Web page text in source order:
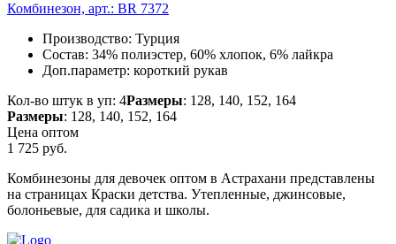
Комбинезон, арт.: BR 7372
Производство: Турция
Состав: 34% полиэстер, 60% хлопок, 6% лайкра
Доп.параметр: короткий рукав
Кол-во штук в уп: 4Размеры: 128, 140, 152, 164
Размеры: 128, 140, 152, 164
Цена оптом
1 725 руб.
Комбинезоны для девочек оптом в Астрахани представлены
на страницах Краски детства. Утепленные, джинсовые,
болоньевые, для садика и школы.